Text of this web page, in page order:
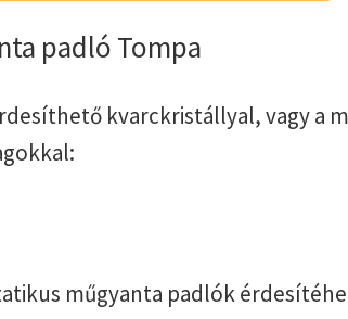
padló Tompa
kvarckristállyal, vagy a
műgyanta padlók